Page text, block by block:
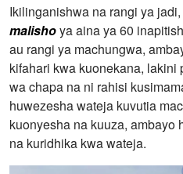
Ikilinganishwa na rangi ya jadi,
malishoya aina ya 60
au rangi ya machungwa,
kifahari kwa kuonekana,
wa chapa na ni rahisi
huwezesha wateja kuvutia
kuonyesha na kuuza, ambayo
na kuridhika kwa wateja.